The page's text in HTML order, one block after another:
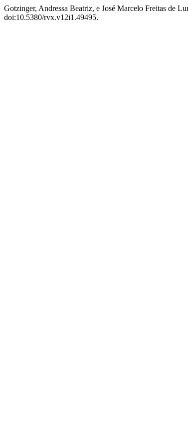
Gotzinger, Andressa Beatriz, e José Marcelo Freitas
doi:10.5380/rvx.v12i1.49495.